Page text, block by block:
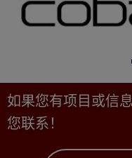
如果您有项目或信
您联系！